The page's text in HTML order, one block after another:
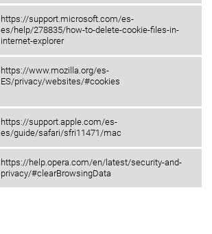
https://support.microsoft.com/es-
es/help/278835/how-to-delete-cookie-files-in-
internet-explorer
https://www.mozilla.org/es-
ES/privacy/websites/#cookies
https://support.apple.com/es-
es/guide/safari/sfri11471/mac
https://help.opera.com/en/latest/security-and-
privacy/#clearBrowsingData